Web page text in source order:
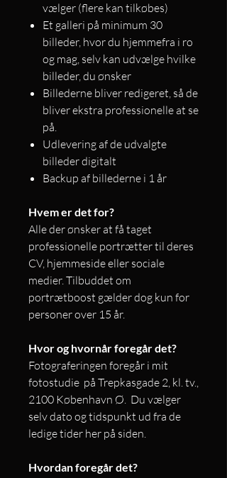
vælger (flere kan tilkøbes)
Et galleri på minimum 30
billeder, hvor du hjemmefra i ro
og mag, selv kan udvælge hvilke
billeder, du ønsker
Billederne bliver redigeret, så de
bliver ekstra professionelle at se
på.
Udlevering af de udvalgte
billeder digitalt
Backup af billederne i 1 år
Hvem er det for?
Alle der ønsker at få taget
professionelle portrætter til deres
CV, hjemmeside eller sociale
medier. Tilbuddet om
portrætboost gælder dog kun for
personer over 15 år.
Hvor og hvornår foregår det?
Fotograferingen foregår i mit
fotostudie på Trepkasgade 2, kl. tv.,
2100 København Ø. Du vælger
selv dato og tidspunkt ud fra de
ledige tider her på siden.
Hvordan foregår det?